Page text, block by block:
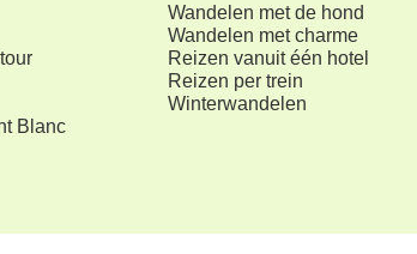
Blanc
Wandelen met de hond
Wandelen met charme
Reizen vanuit één hotel
Reizen per trein
Winterwandelen